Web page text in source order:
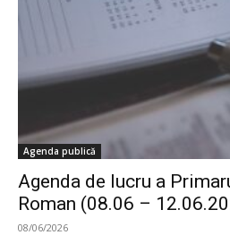
Agenda publică
Agenda de lucru a
Roman (08.06 –
08/06/2026